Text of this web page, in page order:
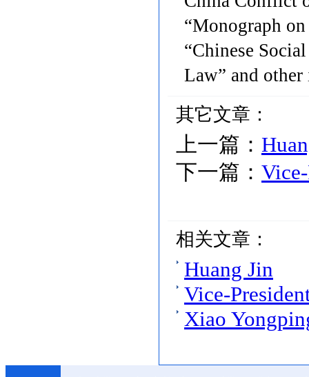
“Monograph
“Chinese
Law” and
其它文章：
上一篇：
下一篇：
相关文章：
Huang Jin
Vice-
Xiao